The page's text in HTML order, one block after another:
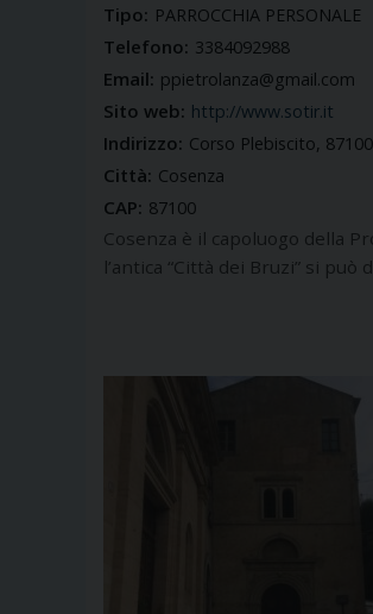
Tipo: PARROCCHIA PERSONALE
Telefono: 3384092988
Email: ppietrolanza@gmail.com
Sito web: http://www.sotir.it
Indirizzo: Corso Plebiscito,
Città: Cosenza
CAP: 87100
Cosenza è il capoluogo della
l’antica “Città dei Bruzi” si può